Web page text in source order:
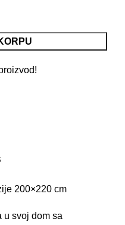
200×220 cm
u svoj dom sa